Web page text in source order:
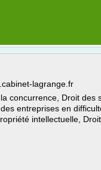
lagrange.fr
concurrence, Droit des
entreprises en
intellectuelle,